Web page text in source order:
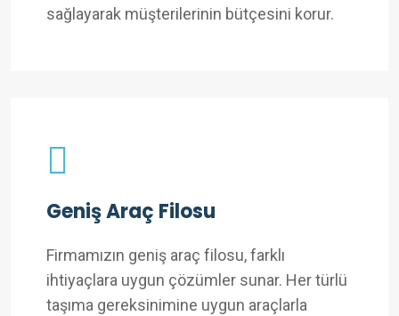
sağlayarak müşterilerinin bütçesini korur.
Geniş Araç Filosu
Firmamızın geniş araç filosu, farklı
ihtiyaçlara uygun çözümler sunar. Her türlü
taşıma gereksinimine uygun araçlarla